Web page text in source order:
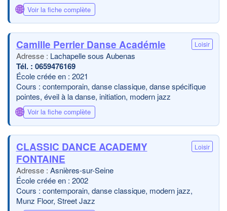
🌐 Voir la fiche complète
Camille Perrier Danse Académie Loisir
Lachapelle sous Aubenas
0659476169
École créée en : 2021
Cours : contemporain, danse classique, danse spécifique
pointes, éveil à la danse, initiation, modern jazz
🌐 Voir la fiche complète
CLASSIC DANCE ACADEMY
FONTAINE
Loisir
Asnières-sur-Seine
École créée en : 2002
Cours : contemporain, danse classique, modern jazz,
Munz Floor, Street Jazz